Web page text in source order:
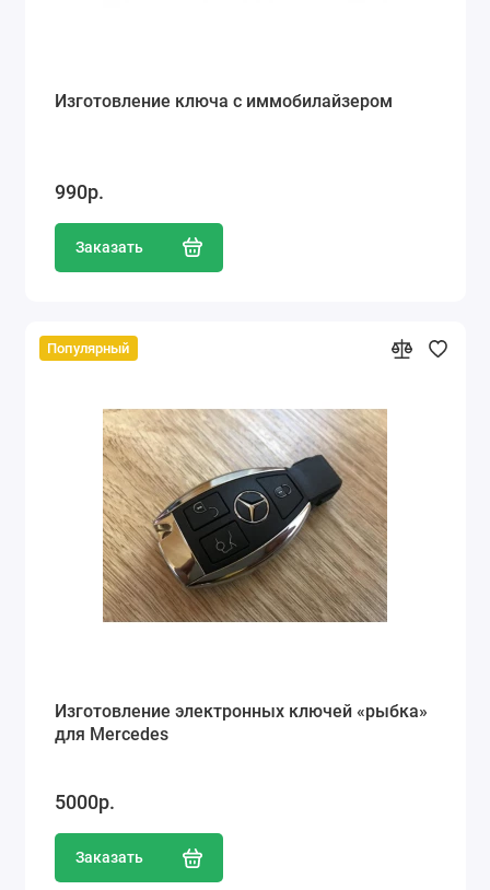
Изготовление ключа с иммобилайзером
990р.
Заказать
Популярный
Изготовление электронных ключей «рыбка»
для Mercedes
5000р.
Заказать